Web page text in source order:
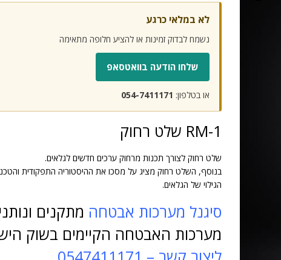
לא במלאי כרגע
נשמח לבדוק זמינות או להציע חלופה מתאימה
שלחו הודעה בוואטסאפ
או בטלפון: 054-7411171
RM-1 שלט רחוק
שלט רחוק לצורך תכנות מרחוק ערכים חדשים לגלאים.
בנוסף, השלט רחוק מציג על מסכו את ההיסטוריה התפקודית
הגילוי של הגלאים.
סיגנל מערכות אבטחה מתקנים
מערכות האבטחה הקיימים בשוק